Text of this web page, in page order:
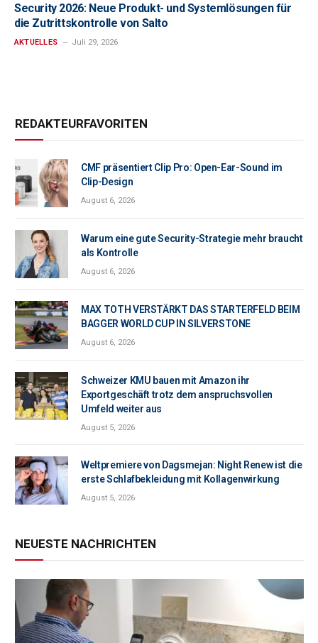
Security 2026: Neue Produkt- und Systemlösungen für
die Zutrittskontrolle von Salto
AKTUELLES Juli 29, 2026
REDAKTEURFAVORITEN
CMF präsentiert Clip Pro: Open-Ear-Sound im
Clip-Design
August 6, 2026
Warum eine gute Security-Strategie mehr braucht
als Kontrolle
August 6, 2026
MAX TOTH VERSTÄRKT DAS STARTERFELD BEIM
BAGGER WORLD CUP IN SILVERSTONE
August 6, 2026
Schweizer KMU bauen mit Amazon ihr
Exportgeschäft trotz dem anspruchsvollen
Umfeld weiter aus
August 5, 2026
Weltpremiere von Dagsmejan: Night Renew ist die
erste Schlafbekleidung mit Kollagenwirkung
August 5, 2026
NEUESTE NACHRICHTEN